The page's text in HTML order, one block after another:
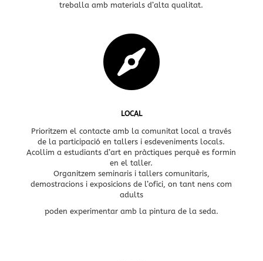
treballa amb materials d’alta qualitat.

LOCAL
Prioritzem el contacte amb la comunitat local a través
de la participació en tallers i esdeveniments locals.
Acollim a estudiants d’art en pràctiques perquè es formin
en el taller.
Organitzem seminaris i tallers comunitaris,
demostracions i exposicionsde l’ofici, on tant nens com
adults
poden experimentar amb la pintura de la seda.